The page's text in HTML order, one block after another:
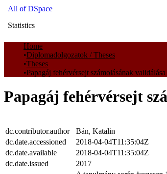
All of DSpace
Statistics
Home
Diplomadolgozatok / Theses
Theses
Papagáj fehérvérsejt számolásának validálása
Papagáj fehérvérsejt
dc.contributor.author
Bán, Katalin
dc.date.accessioned
2018-04-04T11:35:04Z
dc.date.available
2018-04-04T11:35:04Z
dc.date.issued
2017